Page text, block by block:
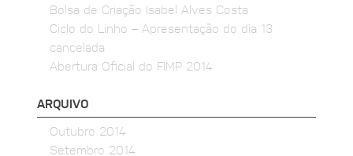
Bolsa de Criação Isabel Alves Costa
Ciclo do Linho – Apresentação do dia 13
cancelada
Abertura Oficial do FIMP 2014
ARQUIVO
Outubro 2014
Setembro 2014